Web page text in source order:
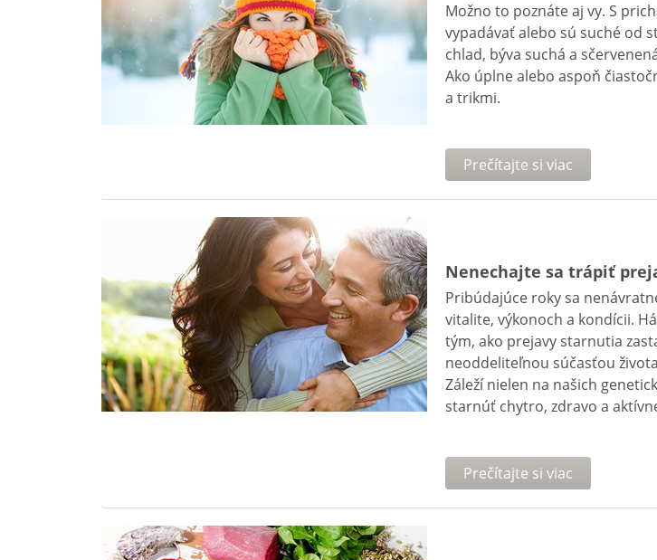
Možno to poznáte aj vy. S
vypadávať alebo sú suché od
chlad, býva suchá a
Ako úplne alebo aspoň
a trikmi.
Prečítajte si viac
Nenechajte sa trápiť
Pribúdajúce roky sa
vitalite, výkonoch a kondícii.
tým, ako prejavy starnutia
neoddeliteľnou súčasťou
Záleží nielen na našich
starnúť chytro, zdravo a
Prečítajte si viac